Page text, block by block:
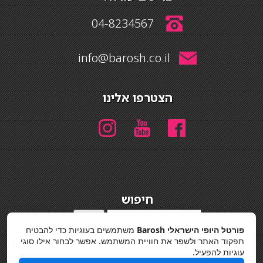
04-8234567
info@barosh.co.il
הצטרפו אלינו
חיפוש
מדיניות פרטיות
פורטל היופי הישראלי Barosh
משתמשים בעוגיות כדי להבטיח
תפקוד האתר ולשפר את חוויית המשתמש. אפשר לבחור אילו סוגי
עוגיות להפעיל.